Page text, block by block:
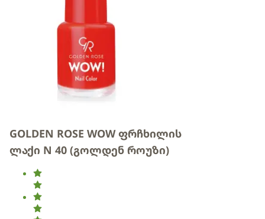
GOLDEN ROSE WOW ფრჩხილის
ლაქი N 40 (გოლდენ როუზი)